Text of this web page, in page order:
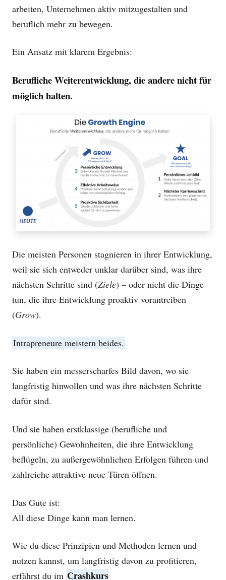
arbeiten, Unternehmen aktiv mitzugestalten und
beruflich mehr zu bewegen.
Ein Ansatz mit klarem Ergebnis:
Berufliche Weiterentwicklung, die andere nicht für
möglich halten.
Die meisten Personen stagnieren in ihrer Entwicklung,
weil sie sich entweder unklar darüber sind, was ihre
nächsten Schritte sind (Ziele) – oder nicht die Dinge
tun, die ihre Entwicklung proaktiv vorantreiben
(Grow).
Intrapreneure meistern beides.
Sie haben ein messerscharfes Bild davon, wo sie
langfristig hinwollen und was ihre nächsten Schritte
dafür sind.
Und sie haben erstklassige (berufliche und
persönliche) Gewohnheiten, die ihre Entwicklung
beflügeln, zu außergewöhnlichen Erfolgen führen und
zahlreiche attraktive neue Türen öffnen.
Das Gute ist:
All diese Dinge kann man lernen.
Wie du diese Prinzipien und Methoden lernen und
nutzen kannst, um langfristig davon zu profitieren,
erfährst du im Crashkurs